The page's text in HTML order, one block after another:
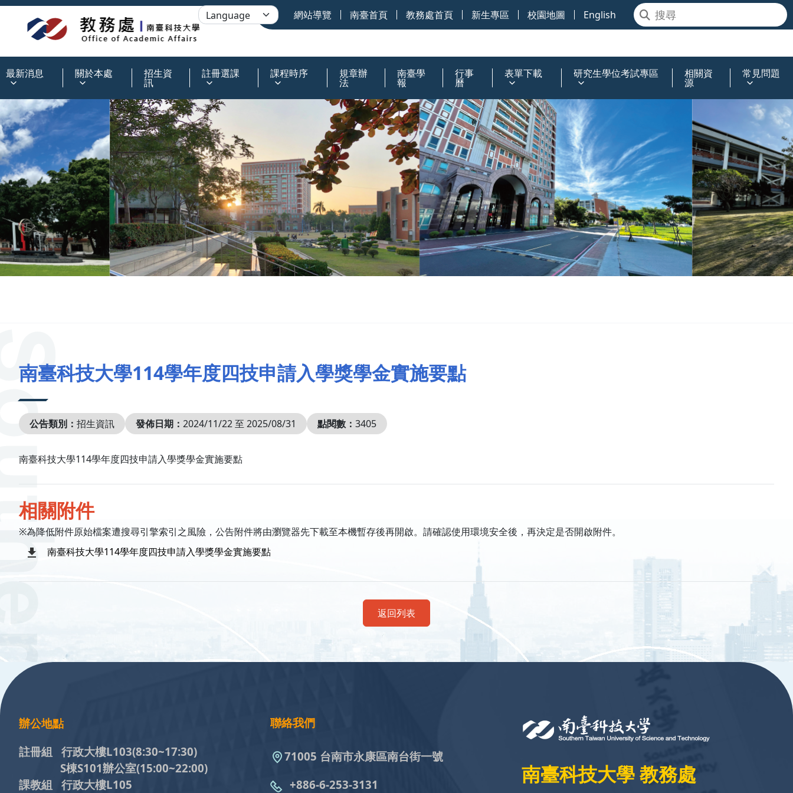
網站導覽 南臺首頁 教務處首頁 新生專區 校園地圖 English
最新消息 關於本處 招生資
訊
註冊選課 課程時序 規章辦
法
南臺學
報
行事
曆
表單下載 研究生學位考試專區 相關資
源
常見問題
南臺科技大學114學年度四技申請入學獎學金實施要點
公告類別： 招生資訊 發佈日期： 2024/11/22 至 2025/08/31 點閱數： 3405
南臺科技大學114學年度四技申請入學獎學金實施要點
相關附件
※為降低附件原始檔案遭搜尋引擎索引之風險，公告附件將由瀏覽器先下載至本機暫存後再開啟。請確認使用環境安全後，再決定是否開啟附件。
南臺科技大學114學年度四技申請入學獎學金實施要點
返回列表
:::
南臺科技大學 教務處
聯絡我們
71005 台南市永康區南台街一號
+886-6-253-3131
辦公地點
註冊組 行政大樓L103(8:30~17:30)
S棟S101辦公室(15:00~22:00)
課教組 行政大樓L105